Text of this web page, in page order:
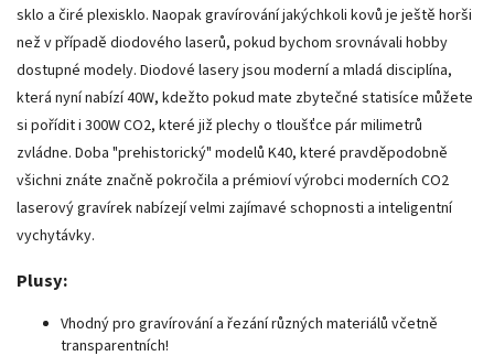
sklo a čiré plexisklo. Naopak gravírování jakýchkoli kovů je ještě horši
než v případě diodového laserů, pokud bychom srovnávali hobby
dostupné modely. Diodové lasery jsou moderní a mladá disciplína,
která nyní nabízí 40W, kdežto pokud mate zbytečné statisíce můžete
si pořídit i 300W CO2, které již plechy o tloušťce pár milimetrů
zvládne. Doba "prehistorický" modelů K40, které pravděpodobně
všichni znáte značně pokročila a prémioví výrobci moderních CO2
laserový gravírek nabízejí velmi zajímavé schopnosti a inteligentní
vychytávky.
Plusy:
Vhodný pro gravírování a řezání různých materiálů včetně
transparentních!